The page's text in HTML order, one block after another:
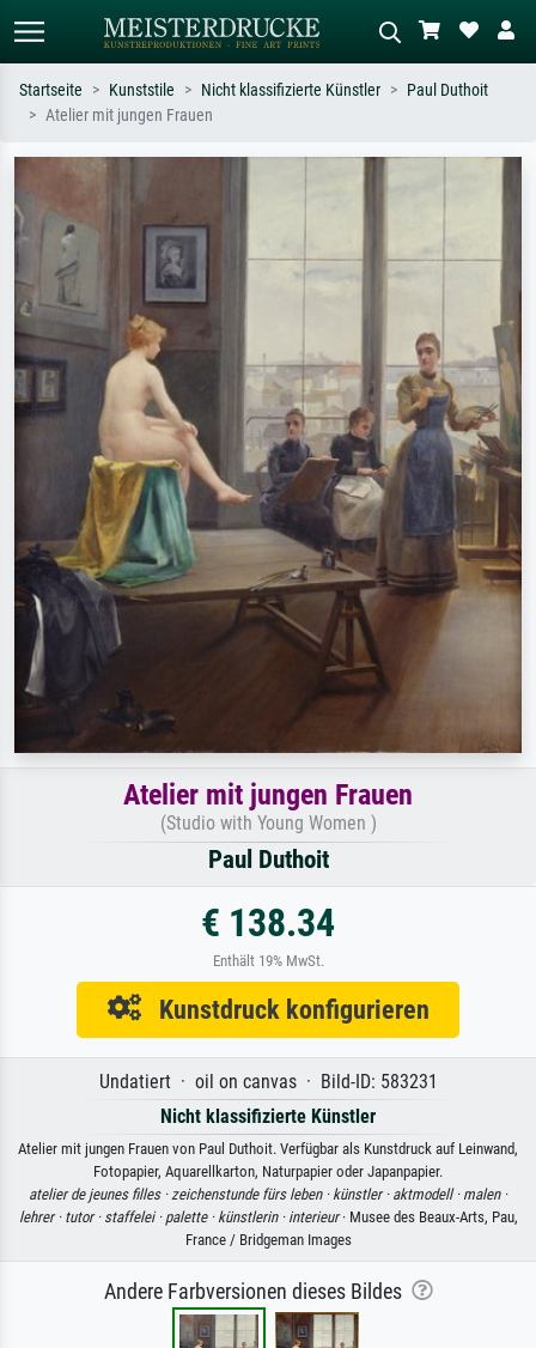
oder Stilen – z.B. Monet,
Sternennacht, Impressionismus, Welle
Hokusai, Akt.
Startseite Kunststile Nicht klassifizierte Künstler
Paul Duthoit
Atelier mit jungen Frauen
Atelier mit jungen Frauen
(Studio with Young Women )
Paul Duthoit
€ 138.34
Enthält 19% MwSt.
Kunstdruck konfigurieren
Undatiert · oil on canvas · Bild-ID: 583231
Nicht klassifizierte Künstler
Atelier mit jungen Frauen von Paul Duthoit. Verfügbar als Kunstdruck auf Leinwand,
Fotopapier, Aquarellkarton, Naturpapier oder Japanpapier.
atelier de jeunes filles ·zeichenstunde fürs leben · künstler · aktmodell · malen ·
lehrer · tutor · staffelei · palette · künstlerin · interieur· Musee des Beaux-Arts, Pau,
France / Bridgeman Images
Andere Farbversionen dieses Bildes